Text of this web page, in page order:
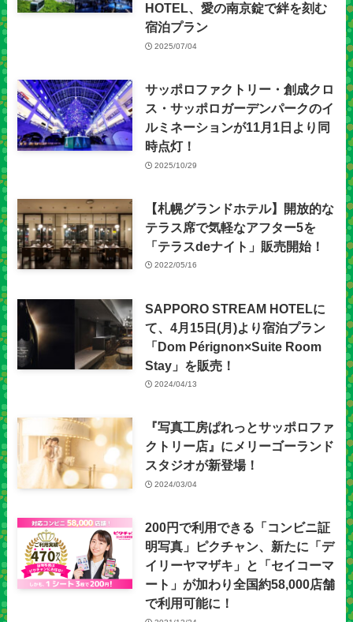
HOTEL、愛の南京錠で絆を刻む
宿泊プラン
2025/07/04
サッポロファクトリー・創成クロ
ス・サッポロガーデンパークのイ
ルミネーションが11月1日より同
時点灯！
2025/10/29
【札幌グランドホテル】開放的な
テラス席で気軽なアフター5を
「テラスdeナイト」販売開始！
2022/05/16
SAPPORO STREAM HOTELに
て、4月15日(月)より宿泊プラン
「Dom Pérignon×Suite Room
Stay」を販売！
2024/04/13
『写真工房ぱれっとサッポロファ
クトリー店』にメリーゴーランド
スタジオが新登場！
2024/03/04
200円で利用できる「コンビニ証
明写真」ピクチャン、新たに「デ
イリーヤマザキ」と「セイコーマ
ート」が加わり全国約58,000店舗
で利用可能に！